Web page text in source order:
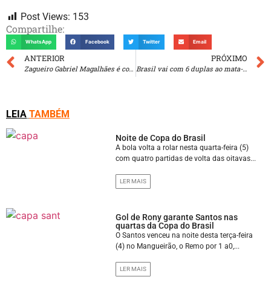
Post Views: 153
Compartilhe:
WhatsApp Facebook Twitter Email
ANTERIOR
Zagueiro Gabriel Magalhães é cortado da seleção brasileira
PRÓXIMO
Brasil vai com 6 duplas ao mata-mata do Mundial de vôlei de praia
LEIA TAMBÉM
Noite de Copa do Brasil
A bola volta a rolar nesta quarta-feira (5)
com quatro partidas de volta das oitavas...
LER MAIS
Gol de Rony garante Santos nas
quartas da Copa do Brasil
O Santos venceu na noite desta terça-feira
(4) no Mangueirão, o Remo por 1 a0,...
LER MAIS